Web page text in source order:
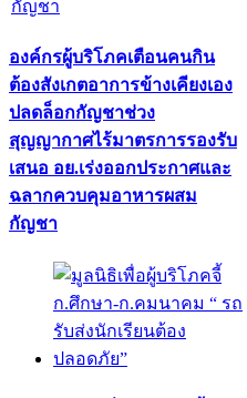
องค์กรผู้บริโภคเตือนคนกิน
ต้องสังเกตอาการข้างเคียงเอง
ปลดล็อกกัญชาช่วง
สุญญากาศไร้มาตรการรองรับ
เสนอ อย.เร่งออกประกาศและ
ฉลากควบคุมอาหารผสม
กัญชา